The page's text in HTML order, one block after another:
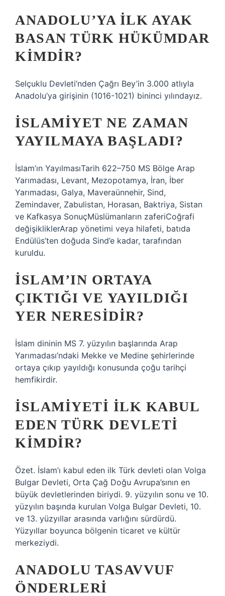
ANADOLU’YA ILK AYAK
BASAN TÜRK HÜKÜMDAR
KIMDIR?
Selçuklu Devleti’nden Çağrı Bey’in 3.000 atlıyla
Anadolu’ya girişinin (1016-1021) bininci yılındayız.
İSLAMIYET NE ZAMAN
YAYILMAYA BAŞLADI?
İslam’ın YayılmasıTarih 622–750 MS Bölge Arap
Yarımadası, Levant, Mezopotamya, İran, İber
Yarımadası, Galya, Maveraünnehir, Sind,
Zemindaver, Zabulistan, Horasan, Baktriya, Sistan
ve Kafkasya SonuçMüslümanların zaferiCoğrafi
değişikliklerArap yönetimi veya hilafeti, batıda
Endülüs’ten doğuda Sind’e kadar, tarafından
kuruldu.
İSLAM’IN ORTAYA
ÇIKTIĞI VE YAYILDIĞI
YER NERESIDIR?
İslam dininin MS 7. yüzyılın başlarında Arap
Yarımadası’ndaki Mekke ve Medine şehirlerinde
ortaya çıkıp yayıldığı konusunda çoğu tarihçi
hemfikirdir.
İSLAMIYETI ILK KABUL
EDEN TÜRK DEVLETI
KIMDIR?
Özet. İslam’ı kabul eden ilk Türk devleti olan Volga
Bulgar Devleti, Orta Çağ Doğu Avrupa’sının en
büyük devletlerinden biriydi. 9. yüzyılın sonu ve 10.
yüzyılın başında kurulan Volga Bulgar Devleti, 10.
ve 13. yüzyıllar arasında varlığını sürdürdü.
Yüzyıllar boyunca bölgenin ticaret ve kültür
merkeziydi.
ANADOLU TASAVVUF
ÖNDERLERI